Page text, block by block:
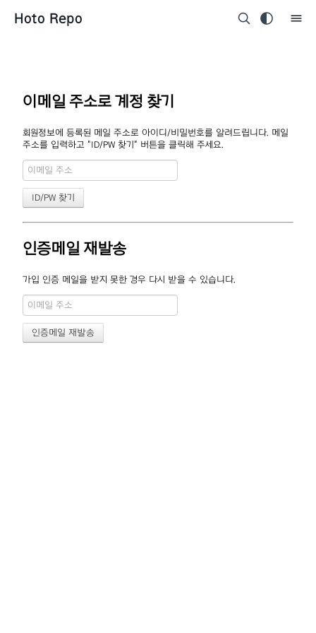
Hoto Repo
이메일 주소로 계정 찾기
회원정보에 등록된 메일 주소로 아이디/비밀번호를 알려드립니다. 메일
주소를 입력하고 "ID/PW 찾기" 버튼을 클릭해 주세요.
인증메일 재발송
가입 인증 메일을 받지 못한 경우 다시 받을 수 있습니다.